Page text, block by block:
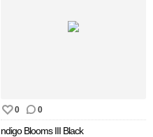
0 0
ndigo Blooms III Black